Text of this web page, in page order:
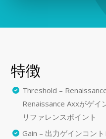
特徴
Threshold –
Renaissance Axxがゲイ
リファレンスポイント
Gain – 出力ゲインコン